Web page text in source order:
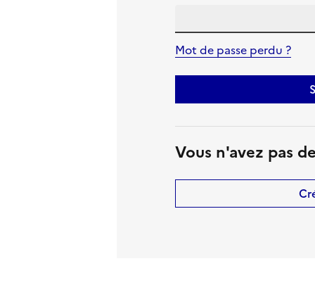
Mot de passe perdu ?
Vous n'avez pas